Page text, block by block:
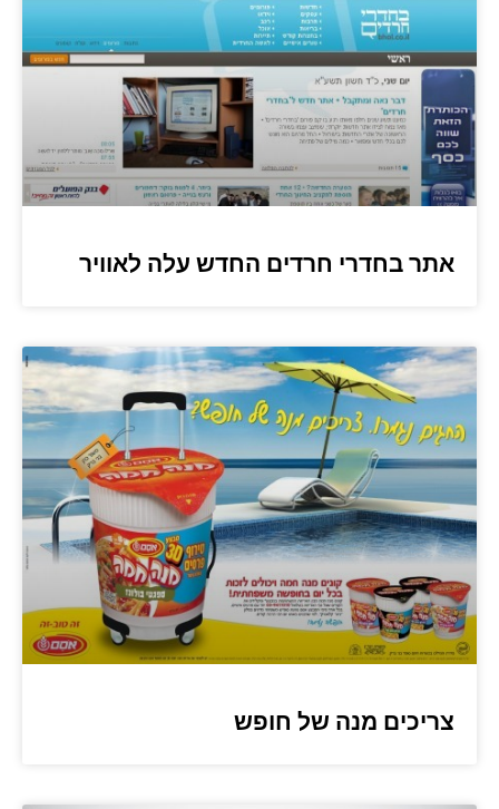
אתר בחדרי חרדים החדש עלה לאוויר
צריכים מנה של חופש